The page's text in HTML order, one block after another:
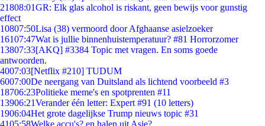
21808:01GR: Elk glas alcohol is riskant, geen bewijs voor gunstig
effect
10807:50Lisa (38) vermoord door Afghaanse asielzoeker
16107:47Wat is jullie binnenhuistemperatuur? #81 Horrorzomer
13807:33[AKQ] #3384 Topic met vragen. En soms goede
antwoorden.
4007:03[Netflix #210] TUDUM
6007:00De neergang van Duitsland als lichtend voorbeeld #3
18706:23Politieke meme's en spotprenten #11
13906:21Verander één letter: Expert #91 (10 letters)
1906:04Het grote dagelijkse Trump nieuws topic #31
4105:58Welke accu's? en halen uit Asie?